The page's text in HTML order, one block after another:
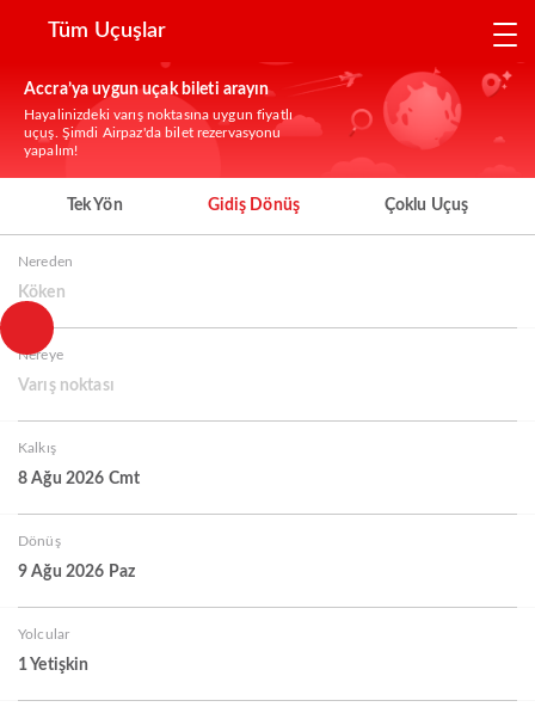
Tüm Uçuşlar
Accra’ya uygun uçak bileti arayın
Hayalinizdeki varış noktasına uygun fiyatlı
uçuş. Şimdi Airpaz'da bilet rezervasyonu
yapalım!
Tek Yön Gidiş Dönüş Çoklu Uçuş
Nereden
Köken
Nereye
Varış noktası
Kalkış
8 Ağu 2026 Cmt
Dönüş
9 Ağu 2026 Paz
Yolcular
1 Yetişkin